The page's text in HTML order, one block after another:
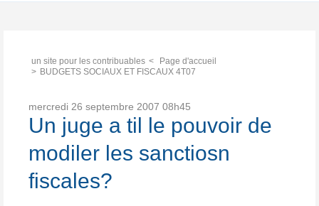
un site pour les contribuables
Page d'accueil
BUDGETS SOCIAUX ET FISCAUX 4T07
mercredi 26 septembre 2007 08h45
Un juge a til le pouvoir de
modiler les sanctiosn
fiscales?